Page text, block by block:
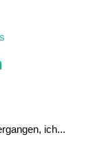
ich...